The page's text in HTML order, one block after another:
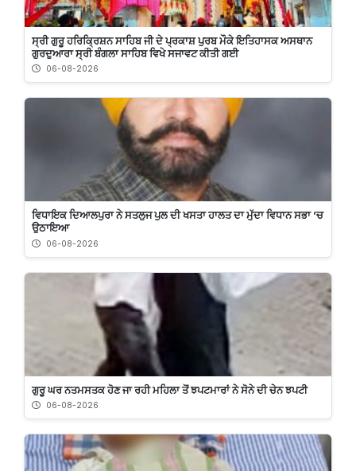
ਸ੍ਰੀ ਗੁਰੂ ਹਰਿਕ੍ਰਿਸ਼ਨ ਸਾਹਿਬ ਜੀ ਦੇ ਪ੍ਰਕਾਸ਼ ਪੁਰਬ ਮੌਕੇ ਇਤਿਹਾਸਕ ਅਸਥਾਨ
ਗੁਰਦੁਆਰਾ ਸ੍ਰੀ ਬੰਗਲਾ ਸਾਹਿਬ ਵਿਖੇ ਸਜਾਵਟ ਕੀਤੀ ਗਈ
06-08-2026
ਵਿਧਾਇਕ ਦਿਆਲਪੁਰਾ ਨੇ ਸਤਲੁਜ ਪੁਲ ਦੀ ਖਸਤਾ ਹਾਲਤ ਦਾ ਮੁੱਦਾ ਵਿਧਾਨ ਸਭਾ ’ਚ
ਉਠਾਇਆ
06-08-2026
ਗੁਰੂ ਘਰ ਨਤਮਸਤਕ ਹੋਣ ਜਾ ਰਹੀ ਮਹਿਲਾ ਤੋਂ ਝਪਟਮਾਰਾਂ ਨੇ ਸੋਨੇ ਦੀ ਚੇਨ ਝਪਟੀ
06-08-2026